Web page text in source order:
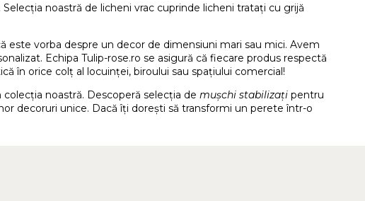
noastră de licheni vrac cuprinde licheni tratați cu grijă
vorba despre un decor de dimensiuni mari sau mici. Avem
Echipa Tulip-rose.ro se asigură că fiecare produs respectă
în orice colț al locuinței, biroului sau spațiului comercial!
noastră. Descoperă selecția de mușchi stabilizați pentru
decoruri unice. Dacă îți dorești să transformi un perete într-o